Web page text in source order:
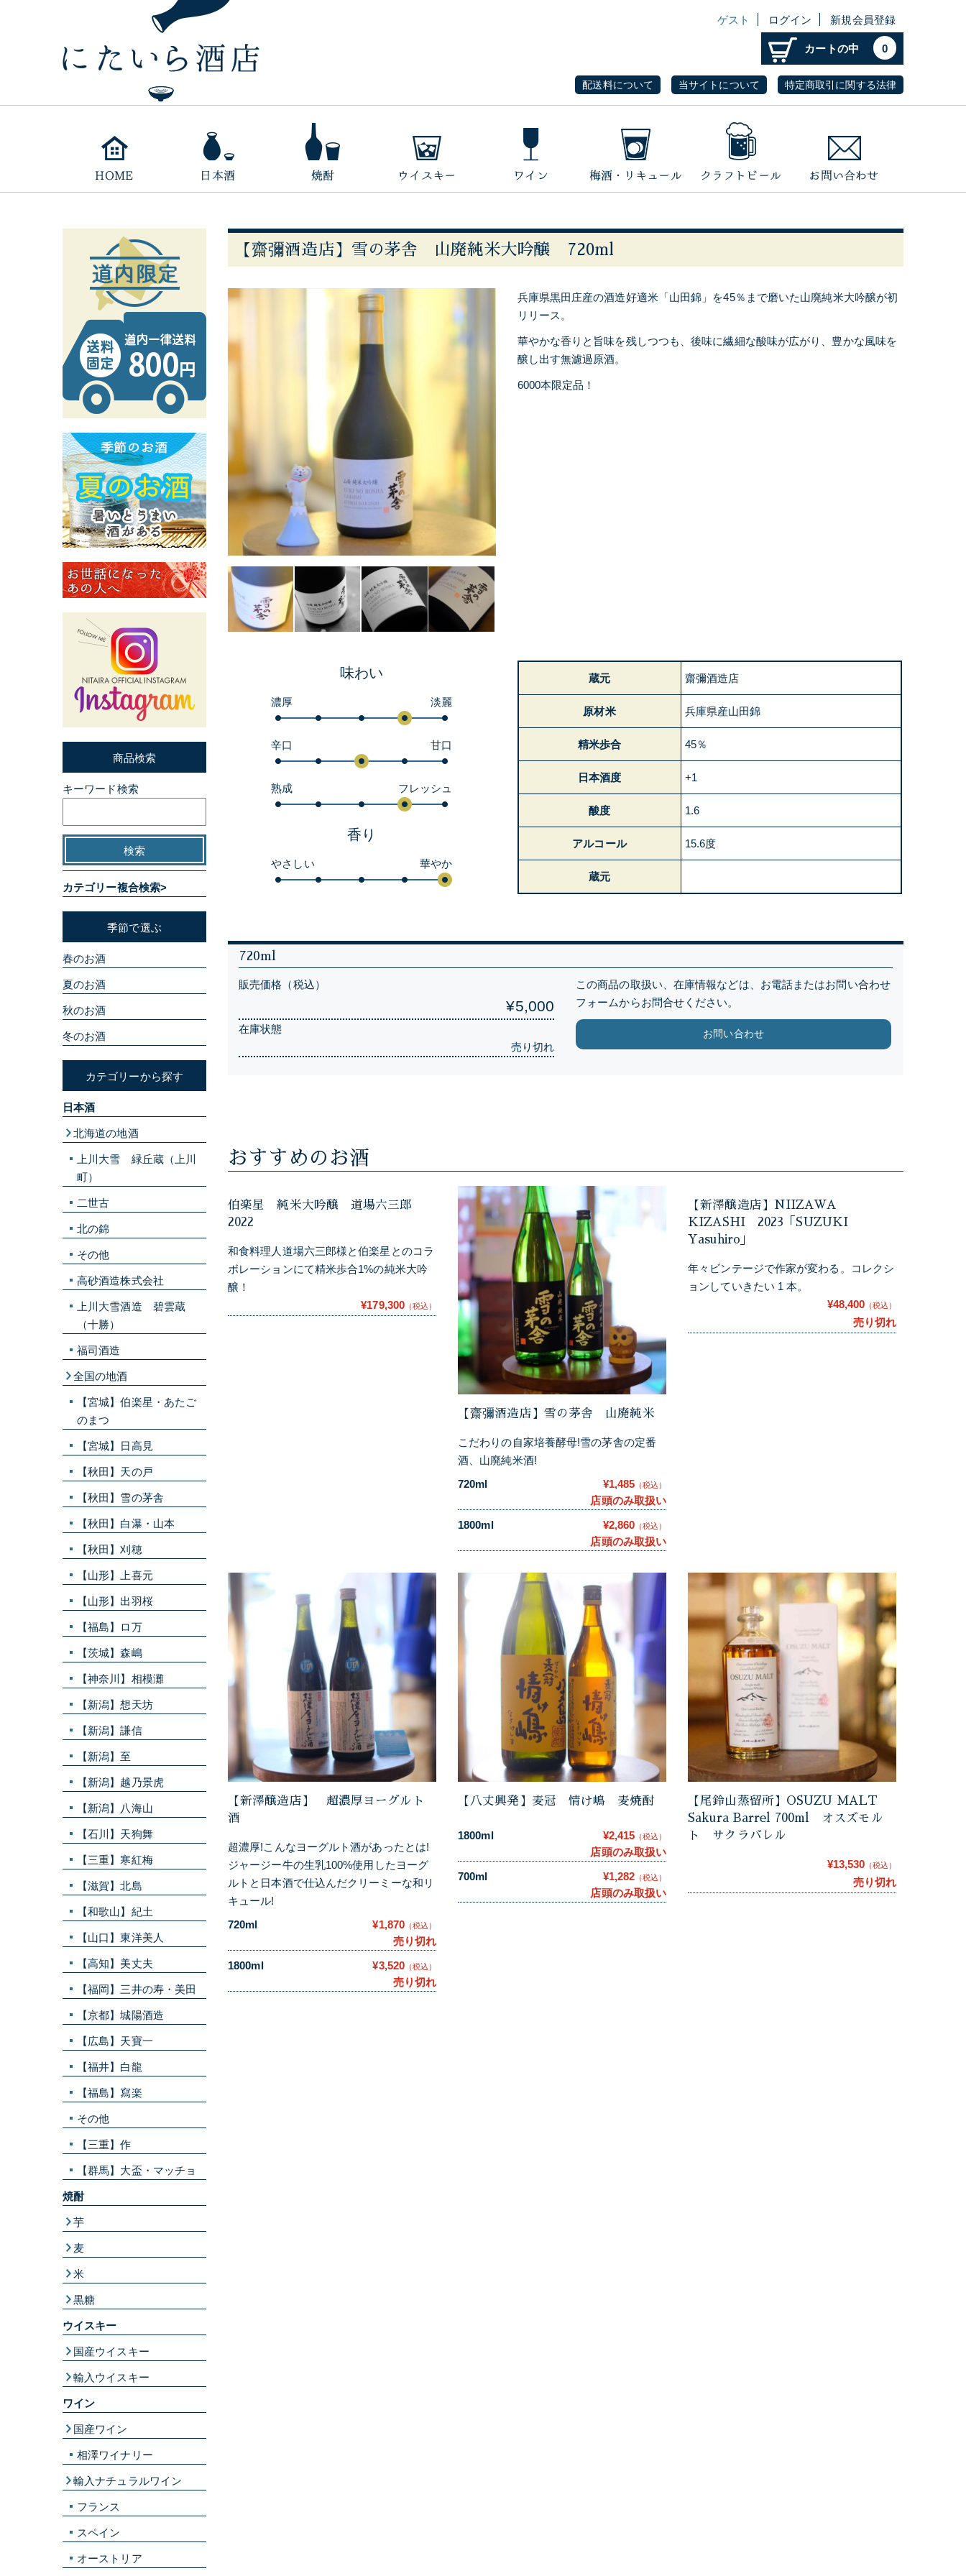
ゲスト ログイン 新規会員登録
カートの中 0
配送料について 当サイトについて 特定商取引に関する法律
【齋彌酒造店】雪の茅舎 山廃純米大吟醸 720ml
兵庫県黒田庄産の酒造好適米「山田錦」を45％まで磨いた山廃純米大吟醸が初
リリース。
華やかな香りと旨味を残しつつも、後味に繊細な酸味が広がり、豊かな風味を
醸し出す無濾過原酒。
6000本限定品！
味わい
濃厚 淡麗
辛口 甘口
熟成 フレッシュ
香り
やさしい 華やか
蔵元 齋彌酒造店
原材米 兵庫県産山田錦
精米歩合 45％
日本酒度 +1
酸度 1.6
アルコール 15.6度
蔵元
720ml
販売価格（税込）
¥5,000
在庫状態
売り切れ
この商品の取扱い、在庫情報などは、お電話またはお問い合わせ
フォームからお問合せください。
お問い合わせ
おすすめのお酒
伯楽星 純米大吟醸 道場六三郎
2022
和食料理人道場六三郎様と伯楽星とのコラ
ボレーションにて精米歩合1%の純米大吟
醸！
¥179,300 （税込）
【齋彌酒造店】雪の茅舎 山廃純米
こだわりの自家培養酵母!雪の茅舎の定番
酒、山廃純米酒!
720ml
¥1,485 （税込）
店頭のみ取扱い
1800ml
¥2,860 （税込）
店頭のみ取扱い
【新澤醸造店】NIIZAWA
KIZASHI 2023「SUZUKI
Yasuhiro」
年々ビンテージで作家が変わる。コレクシ
ョンしていきたい 1 本。
¥48,400 （税込）
売り切れ
【新澤醸造店】 超濃厚ヨーグルト
酒
超濃厚!こんなヨーグルト酒があったとは!
ジャージー牛の生乳100%使用したヨーグ
ルトと日本酒で仕込んだクリーミーな和リ
キュール!
720ml
¥1,870 （税込）
売り切れ
1800ml
¥3,520 （税込）
売り切れ
【八丈興発】麦冠 情け嶋 麦焼酎
1800ml ¥2,415 （税込）
店頭のみ取扱い
700ml
¥1,282 （税込）
店頭のみ取扱い
【尾鈴山蒸留所】OSUZU MALT
Sakura Barrel 700ml オスズモル
ト サクラバレル
¥13,530 （税込）
売り切れ
商品検索
キーワード検索
カテゴリー複合検索>
季節で選ぶ
春のお酒
夏のお酒
秋のお酒
冬のお酒
カテゴリーから探す
日本酒
北海道の地酒
上川大雪 緑丘蔵（上川
町）
二世古
北の錦
その他
高砂酒造株式会社
上川大雪酒造 碧雲蔵
（十勝）
福司酒造
全国の地酒
【宮城】伯楽星・あたご
のまつ
【宮城】日高見
【秋田】天の戸
【秋田】雪の茅舎
【秋田】白瀑・山本
【秋田】刈穂
【山形】上喜元
【山形】出羽桜
【福島】ロ万
【茨城】森嶋
【神奈川】相模灘
【新潟】想天坊
【新潟】謙信
【新潟】至
【新潟】越乃景虎
【新潟】八海山
【石川】天狗舞
【三重】寒紅梅
【滋賀】北島
【和歌山】紀土
【山口】東洋美人
【高知】美丈夫
【福岡】三井の寿・美田
【京都】城陽酒造
【広島】天寶一
【福井】白龍
【福島】寫楽
その他
【三重】作
【群馬】大盃・マッチョ
焼酎
芋
麦
米
黒糖
ウイスキー
国産ウイスキー
輸入ウイスキー
ワイン
国産ワイン
相澤ワイナリー
輸入ナチュラルワイン
フランス
スペイン
オーストリア